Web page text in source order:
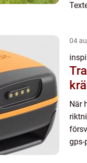
04
När
gps-